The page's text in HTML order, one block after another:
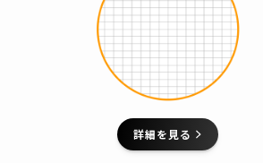
詳細を見る